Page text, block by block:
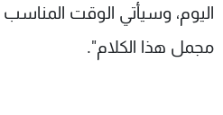
اليوم، وسيأتي الوقت
مجمل هذا الكلام".
الإنـتـاج
لاعلاناتكم
تواصل
شروط